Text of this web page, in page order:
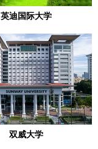
英迪国际大学
双威大学